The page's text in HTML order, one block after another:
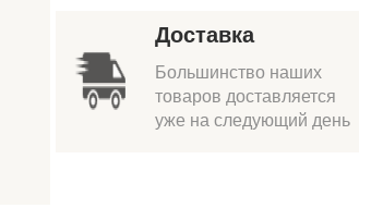
Доставка
Большинство наших
товаров доставляется
уже на следующий день